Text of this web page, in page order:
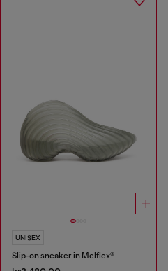
UNISEX
Slip-on sneaker in Melflex®